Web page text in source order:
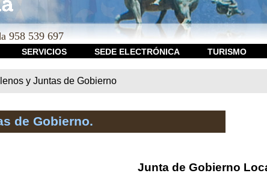
958 539 697
SERVICIOS SEDE ELECTRÓNICA TURISMO
y Juntas de Gobierno
de Gobierno.
Junta de Gobierno